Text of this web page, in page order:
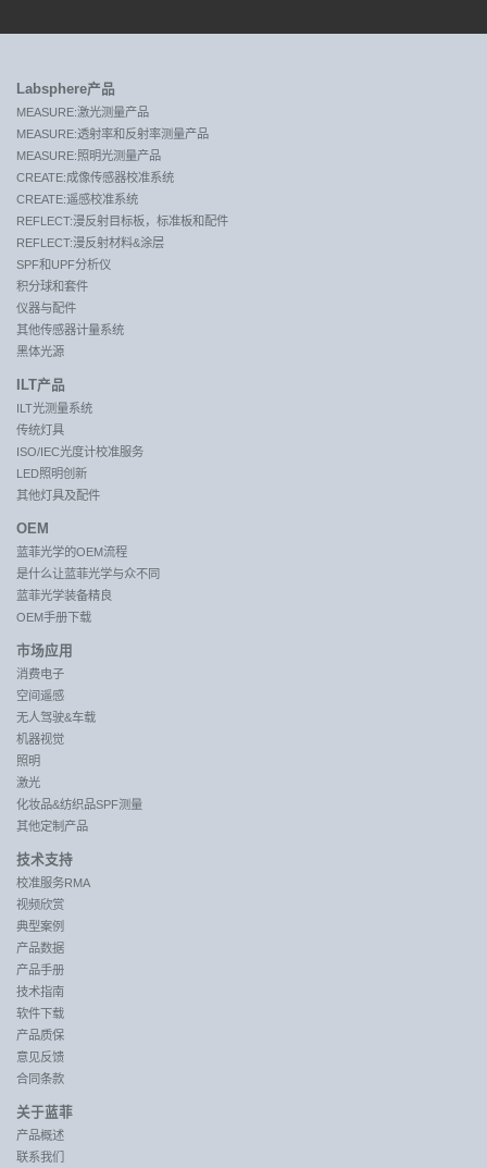
Labsphere产品
MEASURE:激光测量产品
MEASURE:透射率和反射率测量产品
MEASURE:照明光测量产品
CREATE:成像传感器校准系统
CREATE:遥感校准系统
REFLECT:漫反射目标板，标准板和配件
REFLECT:漫反射材料&涂层
SPF和UPF分析仪
积分球和套件
仪器与配件
其他传感器计量系统
黑体光源
ILT产品
ILT光测量系统
传统灯具
ISO/IEC光度计校准服务
LED照明创新
其他灯具及配件
OEM
蓝菲光学的OEM流程
是什么让蓝菲光学与众不同
蓝菲光学装备精良
OEM手册下载
市场应用
消费电子
空间遥感
无人驾驶&车载
机器视觉
照明
激光
化妆品&纺织品SPF测量
其他定制产品
技术支持
校准服务RMA
视频欣赏
典型案例
产品数据
产品手册
技术指南
软件下载
产品质保
意见反馈
合同条款
关于蓝菲
产品概述
联系我们